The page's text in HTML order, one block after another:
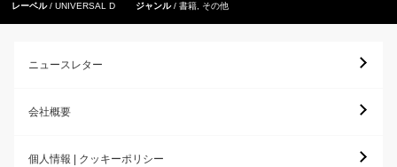
レーベル UNIVERSAL D ジャンル 書籍, その他
ニュースレター
会社概要
個人情報 | クッキーポリシー